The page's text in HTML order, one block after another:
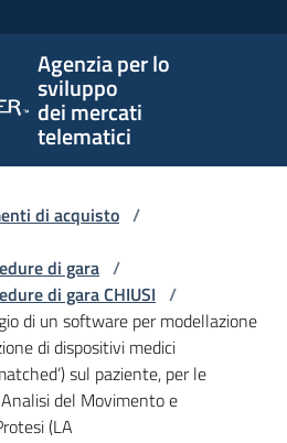
Agenzia per lo
sviluppo
dei mercati
telematici
di acquisto /
di gara /
di gara CHIUSI /
di un software per modellazione
di dispositivi medici
sul paziente, per le
del Movimento e
(LA